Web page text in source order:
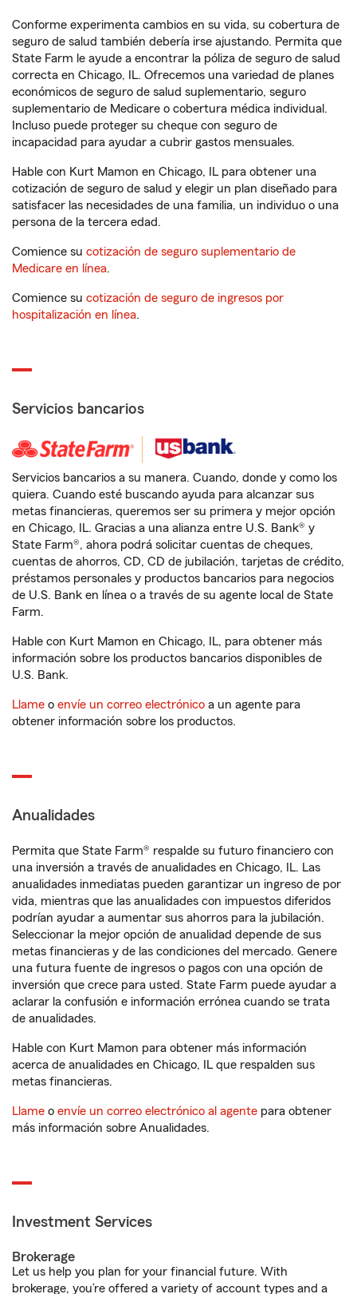
Conforme experimenta cambios en su vida, su cobertura de
seguro de salud también debería irse ajustando. Permita que
State Farm le ayude a encontrar la póliza de seguro de salud
correcta en Chicago, IL. Ofrecemos una variedad de planes
económicos de seguro de salud suplementario, seguro
suplementario de Medicare o cobertura médica individual.
Incluso puede proteger su cheque con seguro de
incapacidad para ayudar a cubrir gastos mensuales.
Hable con Kurt Mamon en Chicago, IL para obtener una
cotización de seguro de salud y elegir un plan diseñado para
satisfacer las necesidades de una familia, un individuo o una
persona de la tercera edad.
Comience su cotización de seguro suplementario de
Medicare en línea.
Comience su cotización de seguro de ingresos por
hospitalización en línea.
Servicios bancarios
Servicios bancarios a su manera. Cuando, donde y como los
quiera. Cuando esté buscando ayuda para alcanzar sus
metas financieras, queremos ser su primera y mejor opción
en Chicago, IL. Gracias a una alianza entre U.S. Bank® y
State Farm®, ahora podrá solicitar cuentas de cheques,
cuentas de ahorros, CD, CD de jubilación, tarjetas de crédito,
préstamos personales y productos bancarios para negocios
de U.S. Bank en línea o a través de su agente local de State
Farm.
Hable con Kurt Mamon en Chicago, IL, para obtener más
información sobre los productos bancarios disponibles de
U.S. Bank.
Llame o envíe un correo electrónico a un agente para
obtener información sobre los productos.
Anualidades
Permita que State Farm® respalde su futuro financiero con
una inversión a través de anualidades en Chicago, IL. Las
anualidades inmediatas pueden garantizar un ingreso de por
vida, mientras que las anualidades con impuestos diferidos
podrían ayudar a aumentar sus ahorros para la jubilación.
Seleccionar la mejor opción de anualidad depende de sus
metas financieras y de las condiciones del mercado. Genere
una futura fuente de ingresos o pagos con una opción de
inversión que crece para usted. State Farm puede ayudar a
aclarar la confusión e información errónea cuando se trata
de anualidades.
Hable con Kurt Mamon para obtener más información
acerca de anualidades en Chicago, IL que respalden sus
metas financieras.
Llame o envíe un correo electrónico al agente para obtener
más información sobre Anualidades.
Investment Services
Brokerage
Let us help you plan for your financial future. With
brokerage, you’re offered a variety of account types and a